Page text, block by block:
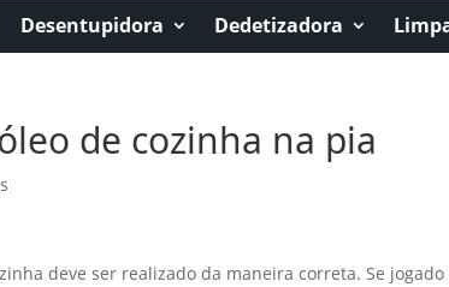
Desentupidora Dedetizadora
de cozinha na pia
deve ser realizado da maneira correta. Se jogado